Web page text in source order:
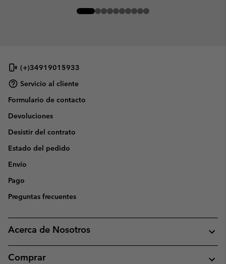
(+)34919015933
Servicio al cliente
Formulario de contacto
Devoluciones
Desistir del contrato
Estado del pedido
Envío
Pago
Preguntas frecuentes
Acerca de Nosotros
Comprar